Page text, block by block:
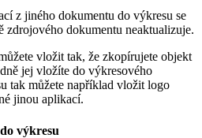
z jiného dokumentu do výkresu se
zdrojového dokumentu neaktualizuje.
vložit tak, že zkopírujete objekt
jej vložíte do výkresového
tak můžete například vložit logo
jinou aplikací.
výkresu